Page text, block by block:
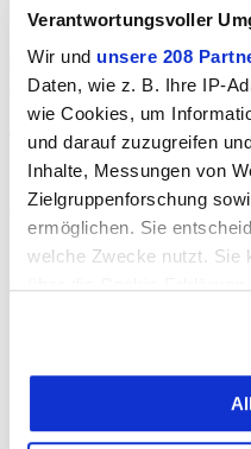
Verantwortungsvoller
Wir und unsere 208
Daten, wie z. B. Ihre IP-
wie Cookies, um
und darauf zuzugreifen
Inhalte, Messungen von
Zielgruppenforschung
ermöglichen. Sie
welche Zwecke nutzt. Sie
Informationen
welche bis auf einige
Kirchweg 10
031 790 00 30
Homepage E-Mail
Nachricht senden
Statistik
Erstellt: 29.04.2026
Geändert: 29.04.2026
Klicks heute:
Klicks total:
Nachricht an die
BERN-OST auf Ihrem
Mediadaten & Tarife